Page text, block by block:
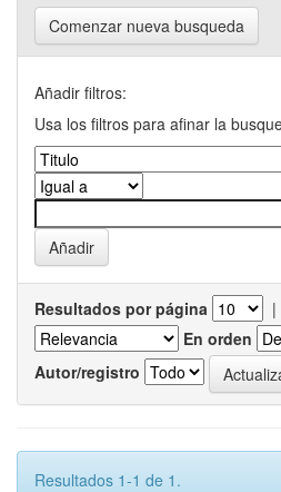
Comenzar nueva busqueda
Añadir filtros:
Usa los filtros para afinar la
Resultados por página |
En orden
Autor/registro
Resultados 1-1 de 1.